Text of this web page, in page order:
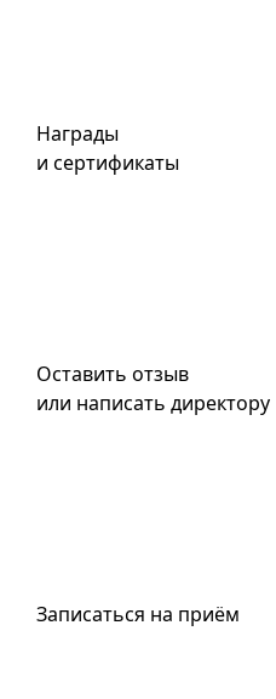
Награды
и сертификаты
Оставить отзыв
или написать директору
Записаться на приём